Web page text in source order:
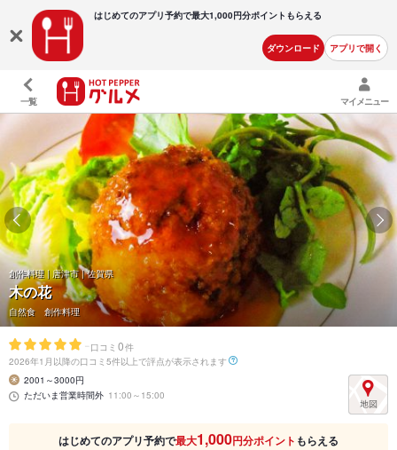
はじめてのアプリ予約で最大1,000円分ポイントもらえる
ダウンロード アプリで開く
一覧 マイメニュー
創作料理 | 唐津市 | 佐賀県
木の花
自然食 創作料理
- 口コミ 0件
2026年1月以降の口コミ5件以上で評点が表示されます
2001～3000円
ただいま営業時間外 11:00～15:00
はじめてのアプリ予約で最大1,000円分ポイント もらえる